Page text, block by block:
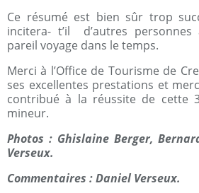
Ce résumé est bien sûr trop
incitera- t’il d’autres
pareil voyage dans le temps.
Merci à l’Office de Tourisme de
ses excellentes prestations et
contribué à la réussite de cette
mineur.
Photos : Ghislaine Berger,
Verseux.
Commentaires : Daniel Verseux.